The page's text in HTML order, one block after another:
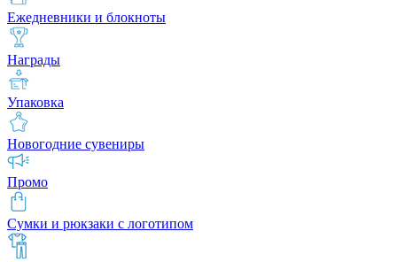
Ежедневники и блокноты
Награды
Упаковка
Новогодние сувениры
Промо
Сумки и рюкзаки с логотипом